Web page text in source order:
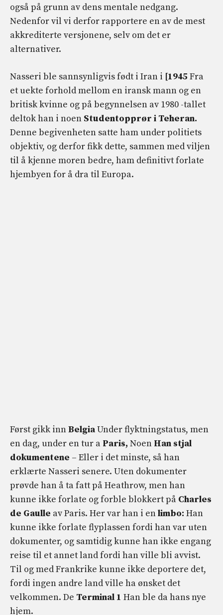
også på grunn av dens mentale nedgang.
Nedenfor vil vi derfor rapportere en av de mest
akkrediterte versjonene, selv om det er
alternativer.
Nasseri ble sannsynligvis født i Iran i [1945 Fra
et uekte forhold mellom en iransk mann og en
britisk kvinne og på begynnelsen av 1980 -tallet
deltok han i noen Studentopprør i Teheran.
Denne begivenheten satte ham under politiets
objektiv, og derfor fikk dette, sammen med viljen
til å kjenne moren bedre, ham definitivt forlate
hjembyen for å dra til Europa.
Først gikk innBelgiaUnder flyktningstatus, men
en dag, under en tur a Paris, Noen Han stjal
dokumentene – Eller i det minste, så han
erklærte Nasseri senere. Uten dokumenter
prøvde han å ta fatt på Heathrow, men han
kunne ikke forlate og forble blokkert på Charles
de Gaulle av Paris. Her var han i enlimbo: Han
kunne ikke forlate flyplassen fordi han var uten
dokumenter, og samtidig kunne han ikke engang
reise til et annet land fordi han ville bli avvist.
Til og med Frankrike kunne ikke deportere det,
fordi ingen andre land ville ha ønsket det
velkommen. De Terminal 1 Han ble da hans nye
hjem.